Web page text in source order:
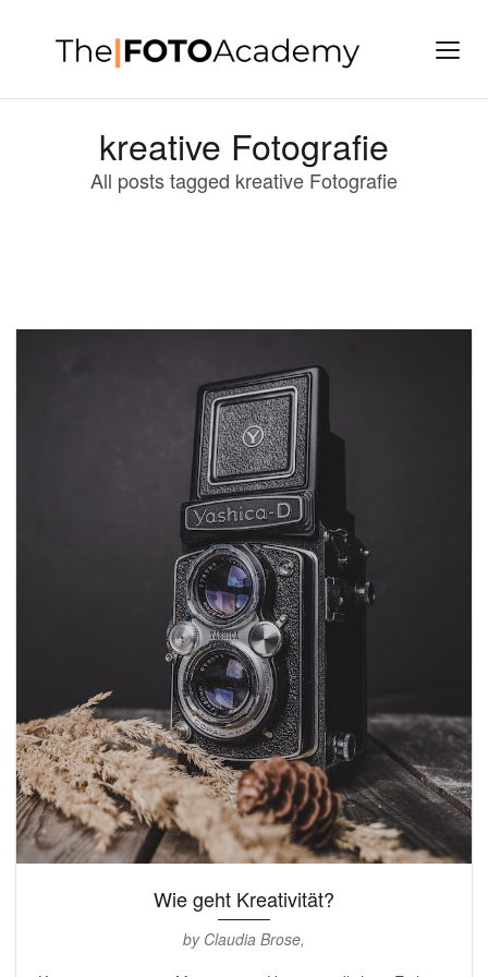
kreative Fotografie
All posts tagged kreative Fotografie
Wie geht Kreativität?
by Claudia Brose,